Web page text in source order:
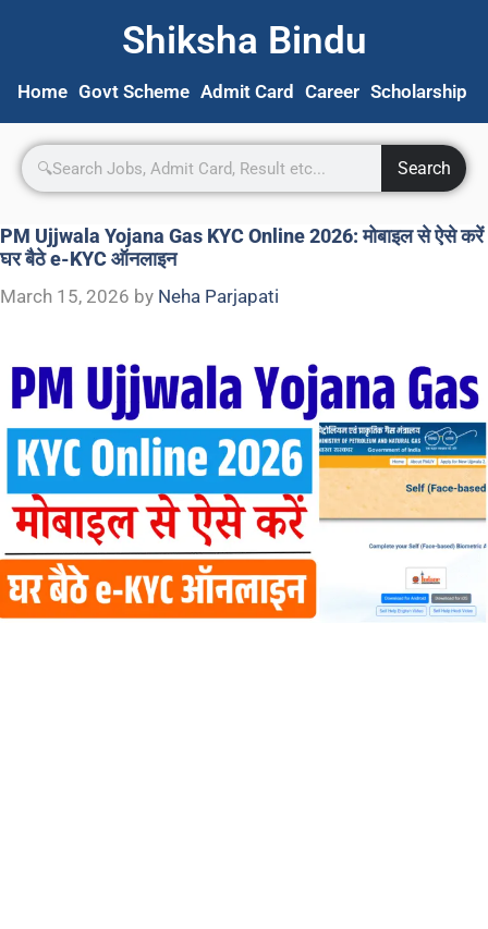
Shiksha Bindu
Home Govt Scheme Admit Card Career Scholarship
Search
PM Ujjwala Yojana Gas KYC Online 2026: मोबाइल से ऐसे करें
घर बैठे e-KYC ऑनलाइन
March 15, 2026 by Neha Parjapati